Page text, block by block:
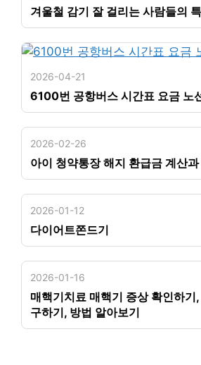
겨울철 감기 잘 걸리는 사람들의
2026-04-21
6100번 공항버스 시간표 요금 노
2026-02-26
아이 청약통장 해지 환급금 계산
2026-01-12
다이어트쫀드기
2026-01-16
매핵기치료 매핵기 증상 확인하기
구하기, 방법 알아보기